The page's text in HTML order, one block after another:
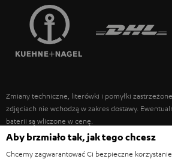
GŁOŚNIKI
ULTIMA
FANSHOP
NOWOŚCI
TEUFEL STORY
ZARZĄD
WARTOŚCI
FRANCJA
POLSKA
WŁOCHY
STANY ZJEDNOCZONE
Zmiany techniczne, literówki i pomyłki
zdjęciach nie wchodzą w zakres dostawy.
baterii są wliczone w cenę.
©2026 Lautsprecher Teufel GmbH - All rights
Aby brzmiało tak, jak tego chcesz
Chcemy zagwarantować Ci bezpieczne